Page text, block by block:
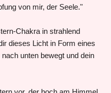
von mir, der Seele."
Chakra in strahlend
dieses Licht in Form eines
unten bewegt und dein